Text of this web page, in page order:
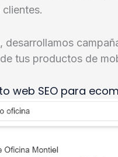
desarrollamos
tus productos de
web SEO para